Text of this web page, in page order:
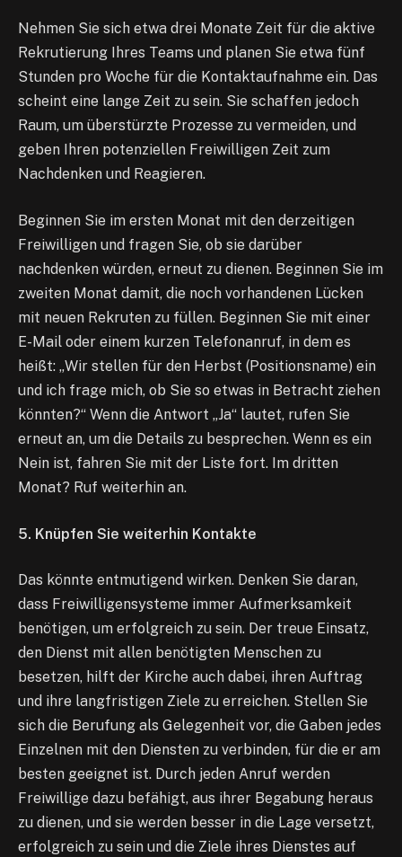
Nehmen Sie sich etwa drei Monate Zeit für die aktive
Rekrutierung Ihres Teams und planen Sie etwa fünf
Stunden pro Woche für die Kontaktaufnahme ein. Das
scheint eine lange Zeit zu sein. Sie schaffen jedoch
Raum, um überstürzte Prozesse zu vermeiden, und
geben Ihren potenziellen Freiwilligen Zeit zum
Nachdenken und Reagieren.
Beginnen Sie im ersten Monat mit den derzeitigen
Freiwilligen und fragen Sie, ob sie darüber
nachdenken würden, erneut zu dienen. Beginnen Sie im
zweiten Monat damit, die noch vorhandenen Lücken
mit neuen Rekruten zu füllen. Beginnen Sie mit einer
E-Mail oder einem kurzen Telefonanruf, in dem es
heißt: „Wir stellen für den Herbst (Positionsname) ein
und ich frage mich, ob Sie so etwas in Betracht ziehen
könnten?“ Wenn die Antwort „Ja“ lautet, rufen Sie
erneut an, um die Details zu besprechen. Wenn es ein
Nein ist, fahren Sie mit der Liste fort. Im dritten
Monat? Ruf weiterhin an.
5. Knüpfen Sie weiterhin Kontakte
Das könnte entmutigend wirken. Denken Sie daran,
dass Freiwilligensysteme immer Aufmerksamkeit
benötigen, um erfolgreich zu sein. Der treue Einsatz,
den Dienst mit allen benötigten Menschen zu
besetzen, hilft der Kirche auch dabei, ihren Auftrag
und ihre langfristigen Ziele zu erreichen. Stellen Sie
sich die Berufung als Gelegenheit vor, die Gaben jedes
Einzelnen mit den Diensten zu verbinden, für die er am
besten geeignet ist. Durch jeden Anruf werden
Freiwillige dazu befähigt, aus ihrer Begabung heraus
zu dienen, und sie werden besser in die Lage versetzt,
erfolgreich zu sein und die Ziele ihres Dienstes auf